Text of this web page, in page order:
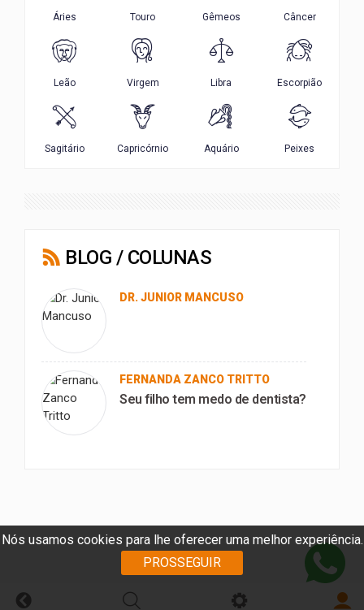
Nós usamos cookies para lhe oferecer uma melhor experiência.
PROSSEGUIR
BLOG / COLUNAS
DR. JUNIOR MANCUSO
FERNANDA ZANCO TRITTO
Seu filho tem medo de dentista?